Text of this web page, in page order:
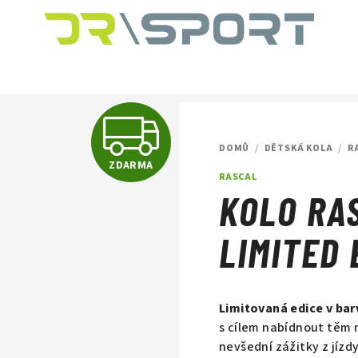
DOMŮ / DĚTSKÁ KOLA /
RASCAL
KOLO
LIMITED
Limitovaná edice v
s cílem nabídnout těm
nevšední zážitky z
Z
D
ZDARMA